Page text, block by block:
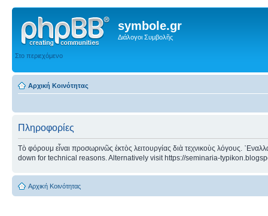
symbole.gr
Διάλογοι Συμβολῆς
Στο περιεχόμενο
Αρχική Κοινότητας
Πληροφορίες
Τὸ φόρουμ εἶναι προσωρινῶς ἐκτὸς λειτουργίας διὰ τεχνικοὺς λόγους.
down for technical reasons. Alternatively visit https://seminaria-
Αρχική Κοινότητας